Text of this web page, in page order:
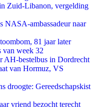
Zuid-Libanon, vergelding
NASA-ambassadeur naar
81 jaar later
van week 32
AH-bestelbus in Dordrecht
van Hormuz, VS
droogte: Gereedschapskist
vriend bezocht terecht